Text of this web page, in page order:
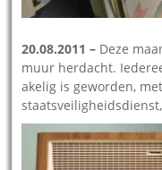
20.08.2011 – Deze
muur herdacht.
akelig is geworden,